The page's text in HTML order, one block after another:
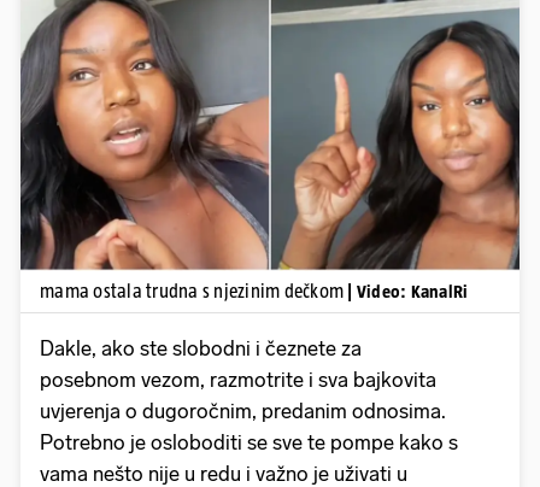
Pokretanje videa...
mama ostala trudna s njezinim dečkom | Video: KanalRi
Dakle, ako ste slobodni i čeznete za
posebnom vezom, razmotrite i sva bajkovita
uvjerenja o dugoročnim, predanim odnosima.
Potrebno je osloboditi se sve te pompe kako s
vama nešto nije u redu i važno je uživati u